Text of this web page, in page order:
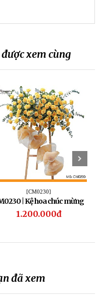
xem cùng
[CM0230]
| Kệ hoa chúc mừng
230
1.200.000đ
đã xem